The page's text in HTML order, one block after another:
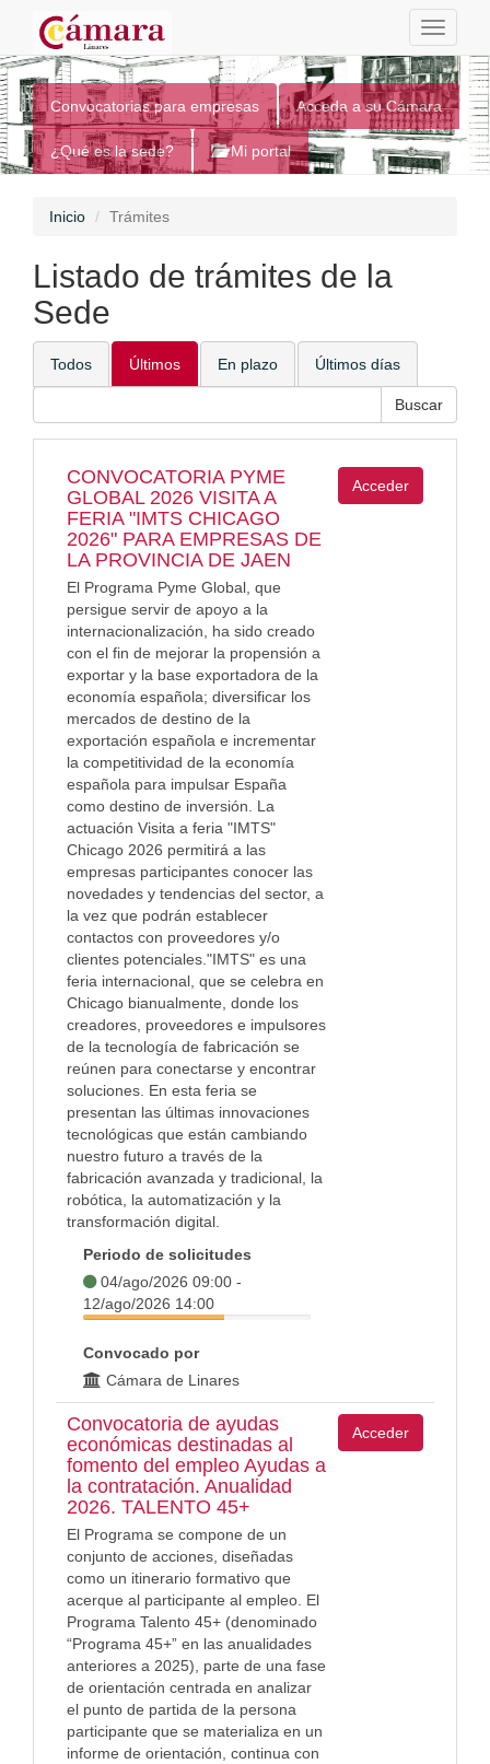
Toggle
Sede Electrónica
Convocatorias para empresas Acceda a su Cámara
¿Qué es la sede? Mi portal
Inicio Trámites
Listado de trámites de la
Sede
Todos Últimos En plazo Últimos días
CONVOCATORIA PYME
GLOBAL 2026 VISITA A
FERIA "IMTS CHICAGO
2026" PARA EMPRESAS DE
LA PROVINCIA DE JAEN
El Programa Pyme Global, que
persigue servir de apoyo a la
internacionalización, ha sido creado
con el fin de mejorar la propensión a
exportar y la base exportadora de la
economía española; diversificar los
mercados de destino de la
exportación española e incrementar
la competitividad de la economía
española para impulsar España
como destino de inversión. La
actuación Visita a feria "IMTS"
Chicago 2026 permitirá a las
empresas participantes conocer las
novedades y tendencias del sector, a
la vez que podrán establecer
contactos con proveedores y/o
clientes potenciales."IMTS" es una
feria internacional, que se celebra en
Chicago bianualmente, donde los
creadores, proveedores e impulsores
de la tecnología de fabricación se
reúnen para conectarse y encontrar
soluciones. En esta feria se
presentan las últimas innovaciones
tecnológicas que están cambiando
nuestro futuro a través de la
fabricación avanzada y tradicional, la
robótica, la automatización y la
transformación digital.
Periodo de solicitudes
04/ago/2026 09:00 -
12/ago/2026 14:00
Convocado por
Cámara de Linares
Acceder
Convocatoria de ayudas
económicas destinadas al
fomento del empleo Ayudas a
la contratación. Anualidad
2026. TALENTO 45+
El Programa se compone de un
conjunto de acciones, diseñadas
como un itinerario formativo que
acerque al participante al empleo. El
Programa Talento 45+ (denominado
“Programa 45+” en las anualidades
anteriores a 2025), parte de una fase
de orientación centrada en analizar
el punto de partida de la persona
participante que se materializa en un
informe de orientación, continua con
Acceder